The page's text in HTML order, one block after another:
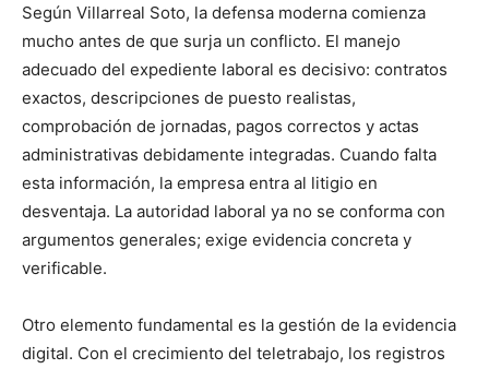
Según Villarreal Soto, la defensa moderna comienza
mucho antes de que surja un conflicto. El manejo
adecuado del expediente laboral es decisivo: contratos
exactos, descripciones de puesto realistas,
comprobación de jornadas, pagos correctos y actas
administrativas debidamente integradas. Cuando falta
esta información, la empresa entra al litigio en
desventaja. La autoridad laboral ya no se conforma con
argumentos generales; exige evidencia concreta y
verificable.
Otro elemento fundamental es la gestión de la evidencia
digital. Con el crecimiento del teletrabajo, los registros